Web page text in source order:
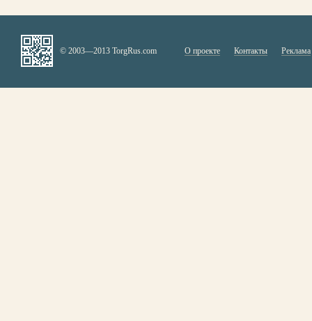
© 2003—2013 TorgRus.com О проекте Контакты Реклама